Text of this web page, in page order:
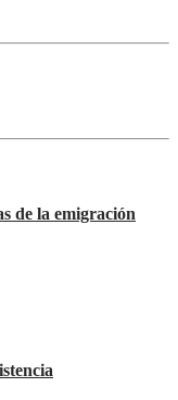
de la emigración